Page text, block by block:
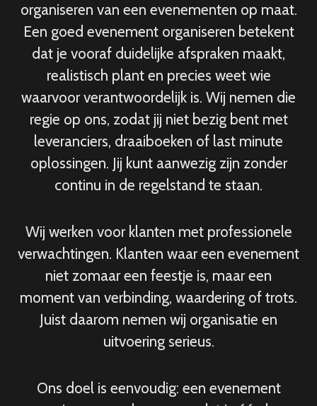
organiseren van een evenementen op maat.
Een goed evenement organiseren betekent
dat je vooraf duidelijke afspraken maakt,
realistisch plant en precies weet wie
waarvoor verantwoordelijk is. Wij nemen die
regie op ons, zodat jij niet bezig bent met
leveranciers, draaiboeken of last minute
oplossingen. Jij kunt aanwezig zijn zonder
continu in de regelstand te staan.
Wij werken voor klanten met professionele
verwachtingen. Klanten waar een evenement
niet zomaar een feestje is, maar een
moment van verbinding, waardering of trots.
Juist daarom nemen wij organisatie en
uitvoering serieus.
Ons doel is eenvoudig: een evenement